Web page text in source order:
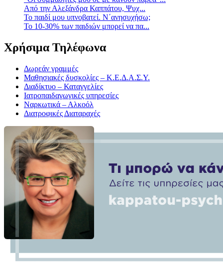
Από την Αλεξάνδρα Καππάτου, Ψυχ...
Το παιδί μου υπνοβατεί. Ν΄ανησυχήσω;
Το 10-30% των παιδιών μπορεί να πα...
Χρήσιμα Τηλέφωνα
Δωρεάν γραμμές
Μαθησιακές δυσκολίες – Κ.Ε.Δ.Α.Σ.Υ.
Διαδίκτυο – Καταγγελίες
Ιατροπαιδαγωγικές υπηρεσίες
Ναρκωτικά – Αλκοόλ
Διατροφικές Διαταραχές